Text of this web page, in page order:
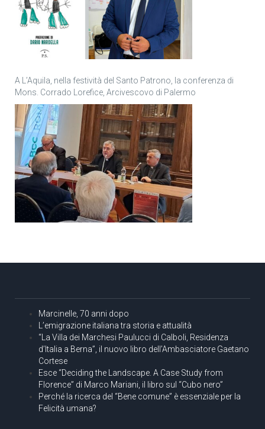
A L’Aquila, nella festività del Santo Patrono, la conferenza di
Mons. Corrado Lorefice, Arcivescovo di Palermo
Marcinelle, 70 anni dopo
L’emigrazione italiana tra storia e attualità
“La Villa dei Marchesi Paulucci di Calboli, Residenza
d’Italia a Berna”, il nuovo libro dell’Ambasciatore Gaetano
Cortese
Esce “Deciding the Landscape. A Case Study from
Florence” di Marco Mariani, il libro sul “Cubo nero”
Perché la ricerca del “Bene comune” è essenziale per la
Felicità umana?